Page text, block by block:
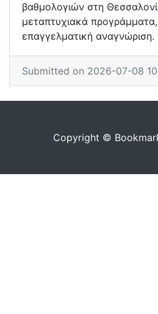
βαθμολογιών στη
μεταπτυχιακά
επαγγελματική αναγνώριση.
Submitted on 2026-07-08
Copyright ©